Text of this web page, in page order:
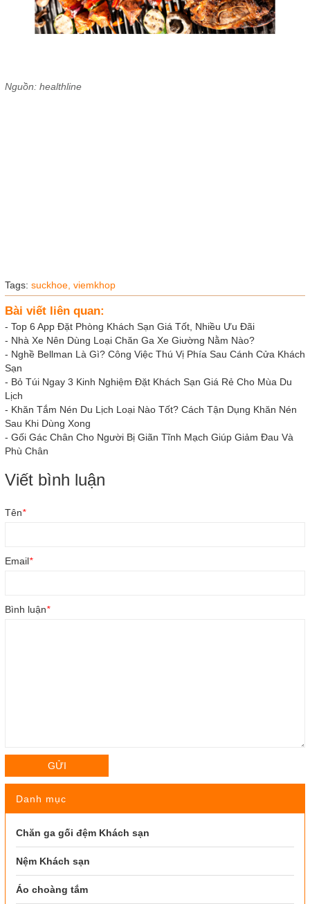
Nguồn: healthline
Tags: suckhoe, viemkhop
Bài viết liên quan:
- Top 6 App Đặt Phòng Khách Sạn Giá Tốt, Nhiều Ưu Đãi
- Nhà Xe Nên Dùng Loại Chăn Ga Xe Giường Nằm Nào?
- Nghề Bellman Là Gì? Công Việc Thú Vị Phía Sau Cánh Cửa Khách
Sạn
- Bỏ Túi Ngay 3 Kinh Nghiệm Đặt Khách Sạn Giá Rẻ Cho Mùa Du
Lịch
- Khăn Tắm Nén Du Lịch Loại Nào Tốt? Cách Tận Dụng Khăn Nén
Sau Khi Dùng Xong
- Gối Gác Chân Cho Người Bị Giãn Tĩnh Mạch Giúp Giảm Đau Và
Phù Chân
Viết bình luận
Tên*
Email*
Bình luận*
GỬI
Danh mục
Chăn ga gối đệm Khách sạn
Nệm Khách sạn
Áo choàng tắm